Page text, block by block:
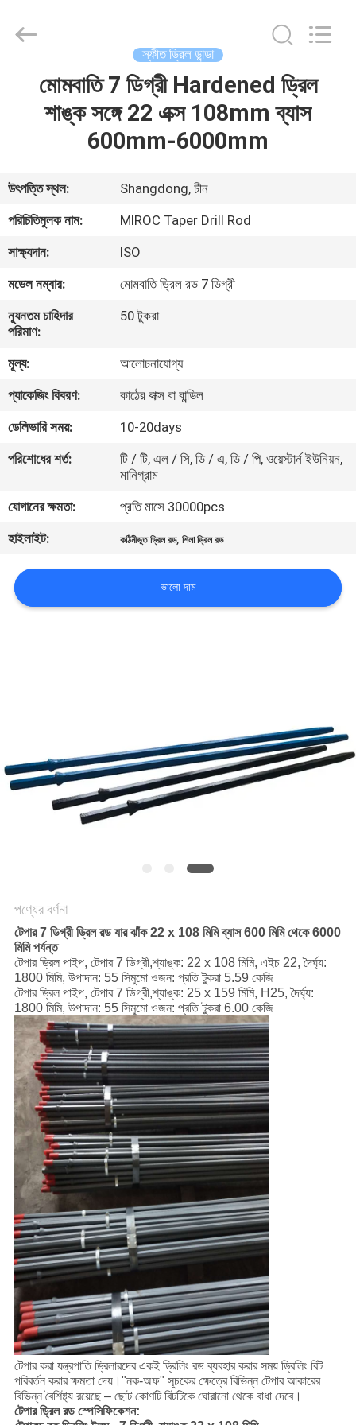
আমাদের
সম্পর্কে
কারখানা
ভ্রমণ
নিয়ন্ত্রণ
যোগাযোগ
করুন
উদ্ধৃতির
জন্য
সাইট
স্ফীত ড্রিল ডান্ডা
মোমবাতি 7 ডিগ্রী Hardened ড্রিল
শাঙ্ক সঙ্গে 22 এক্স 108mm ব্যাস
600mm-6000mm
উৎপত্তি স্থল:
Shangdong, চীন
পরিচিতিমুলক নাম:
MIROC Taper Drill Rod
সাক্ষ্যদান:
ISO
মডেল নম্বার:
মোমবাতি ড্রিল রড 7 ডিগ্রী
ন্যূনতম চাহিদার
পরিমাণ:
50 টুকরা
মূল্য:
আলোচনাযোগ্য
প্যাকেজিং বিবরণ:
কাঠের বাক্স বা বান্ডিল
ডেলিভারি সময়:
10-20days
পরিশোধের শর্ত:
টি / টি, এল / সি, ডি / এ, ডি / পি, ওয়েস্টার্ন ইউনিয়ন,
মানিগ্রাম
যোগানের ক্ষমতা:
প্রতি মাসে 30000pcs
হাইলাইট:
কঠিনীভূত ড্রিল রড,শিলা ড্রিল রড
ভালো দাম
পণ্যের বর্ণনা
টেপার 7 ডিগ্রী ড্রিল রড যার ঝাঁক 22 x 108 মিমি ব্যাস 600 মিমি থেকে 6000
মিমি পর্যন্ত
টেপার ড্রিল পাইপ, টেপার 7 ডিগ্রী,শ্যাঙ্ক: 22 x 108 মিমি, এইচ 22, দৈর্ঘ্য:
1800 মিমি, উপাদান: 55 সিমুমো ওজন: প্রতি টুকরা 5.59 কেজি
টেপার ড্রিল পাইপ, টেপার 7 ডিগ্রী,শ্যাঙ্ক: 25 x 159 মিমি, H25, দৈর্ঘ্য:
1800 মিমি, উপাদান: 55 সিমুমো ওজন: প্রতি টুকরা 6.00 কেজি
টেপার করা যন্ত্রপাতি ড্রিলারদের একই ড্রিলিং রড ব্যবহার করার সময় ড্রিলিং বিট
পরিবর্তন করার ক্ষমতা দেয়।"নক-অফ" সূচকের ক্ষেত্রে বিভিন্ন টেপার আকারের
বিভিন্ন বৈশিষ্ট্য রয়েছে – ছোট কোণটি বিটটিকে ঘোরানো থেকে বাধা দেবে।
টেপার ড্রিল রড স্পেসিফিকেশন: